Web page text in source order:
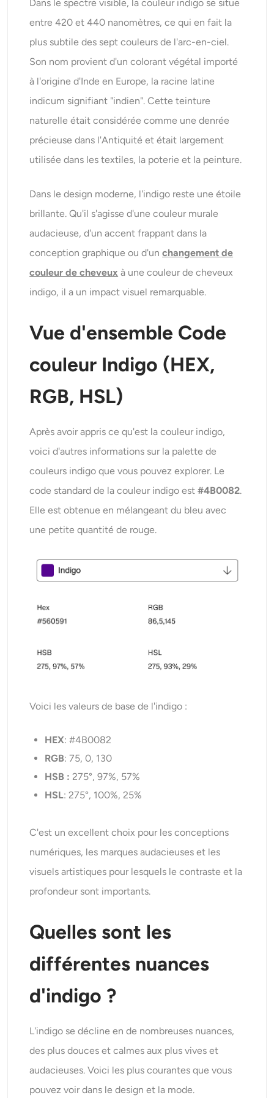
Dans le spectre visible, la couleur indigo se situe
entre 420 et 440 nanomètres, ce qui en fait la
plus subtile des sept couleurs de l'arc-en-ciel.
Son nom provient d'un colorant végétal importé
à l'origine d'Inde en Europe, la racine latine
indicum signifiant "indien". Cette teinture
naturelle était considérée comme une denrée
précieuse dans l'Antiquité et était largement
utilisée dans les textiles, la poterie et la peinture.
Dans le design moderne, l'indigo reste une étoile
brillante. Qu'il s'agisse d'une couleur murale
audacieuse, d'un accent frappant dans la
conception graphique ou d'unchangement de
couleur de cheveux à une couleur de cheveux
indigo, il a un impact visuel remarquable.
Vue d'ensemble Code
couleur Indigo (HEX,
RGB, HSL)
Après avoir appris ce qu'est la couleur indigo,
voici d'autres informations sur la palette de
couleurs indigo que vous pouvez explorer. Le
code standard de la couleur indigo est#4B0082.
Elle est obtenue en mélangeant du bleu avec
une petite quantité de rouge.
Voici les valeurs de base de l'indigo :
HEX: #4B0082
RGB: 75, 0, 130
HSB : 275°, 97%, 57%
HSL: 275°, 100%, 25%
C'est un excellent choix pour les conceptions
numériques, les marques audacieuses et les
visuels artistiques pour lesquels le contraste et la
profondeur sont importants.
Quelles sont les
différentes nuances
d'indigo ?
L'indigo se décline en de nombreuses nuances,
des plus douces et calmes aux plus vives et
audacieuses. Voici les plus courantes que vous
pouvez voir dans le design et la mode.